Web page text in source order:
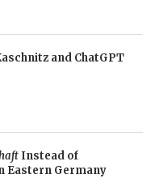
and ChatGPT
Instead of
Eastern Germany